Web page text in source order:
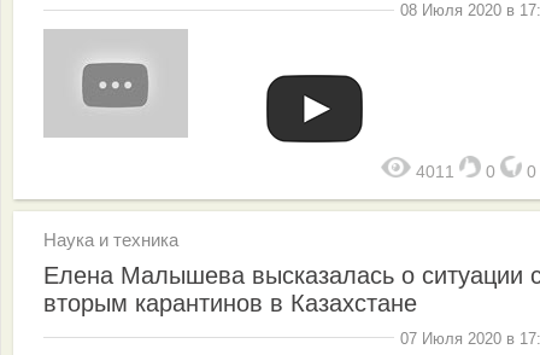
08 Июля 2020 в
4011 0 0
Наука и техника
Елена Малышева высказалась о ситуации
вторым карантинов в Казахстане
07 Июля 2020 в